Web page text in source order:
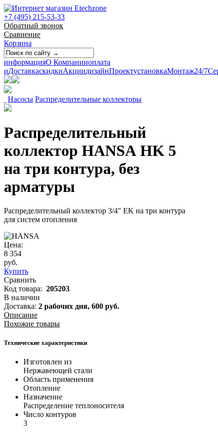
+7 (495) 215-53-33
Обратный звонок
Сравнение
Корзина
информацияО Компанииоплата
иДоставкаскидкиАкциидизайнПроектустановкаМонтаж24/7
Насосы Распределительные коллекторы
Распределительный
коллектор HANSA HK 5
на три контура, без
арматуры
Распределительный коллектор 3/4" EK на три контура
для систем отопления
Цена:
8 354
руб.
Купить
Сравнить
Код товара: 205203
В наличии
Доставка: 2 рабочих дня, 600 руб.
Описание
Похожие товары
Технические характеристики
Изготовлен из
Нержавеющей стали
Область применения
Отопление
Назначение
Распределение теплоносителя
Число контуров
3